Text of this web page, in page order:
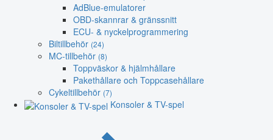
AdBlue-emulatorer
OBD-skannrar & gränssnitt
ECU- & nyckelprogrammering
Biltillbehör (24)
MC-tillbehör (8)
Toppväskor & hjälmhållare
Pakethållare och Toppcasehållare
Cykeltillbehör (7)
Konsoler & TV-spel